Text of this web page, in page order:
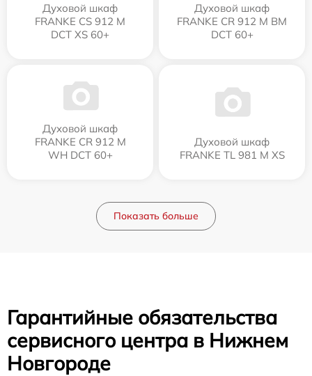
Духовой шкаф
FRANKE CS 912 M
DCT XS 60+
Духовой шкаф
FRANKE CR 912 M BM
DCT 60+
Духовой шкаф
FRANKE CR 912 M
WH DCT 60+
Духовой шкаф
FRANKE TL 981 M XS
Показать больше
Гарантийные обязательства
сервисного центра в Нижнем
Новгороде